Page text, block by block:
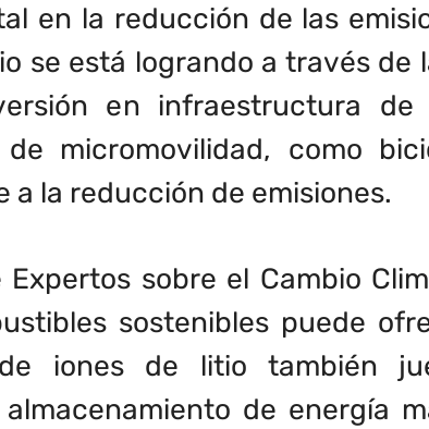
en la reducción de las
se está logrando a través
en infraestructura de
micromovilidad, como
la reducción de emisiones.
sobre el Cambio
sostenibles puede
iones de litio también
de energía